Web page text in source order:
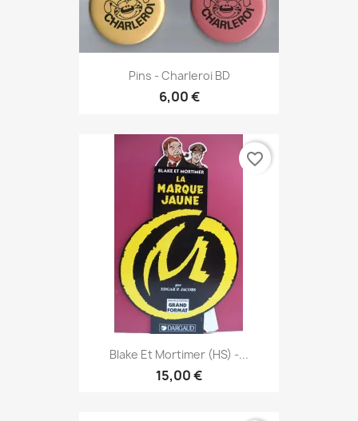
Pins - Charleroi BD
6,00 €
Blake Et Mortimer (HS) -...
15,00 €
favorite_border